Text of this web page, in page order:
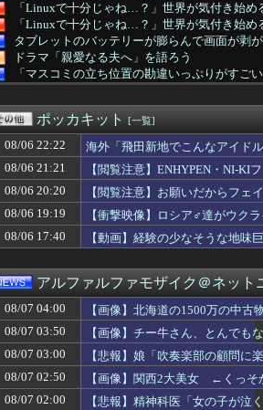
「Linuxで十分じゃね…？」世界が気付き始
「Linuxで十分じゃね…？」世界が気付き始
タブレットのバッテリーが膨らんで画面が剥
ドラマ「親愛なる夫へ」を語ろう
「マスコミの立ち位置の勘違いっぷりがすご
【悲報】ソープでイッた後に嬢の耳元で「好
青春時代を思い出すコスメ
【画像】松本人志さん、大勢の若いファンに囲
日本の商船が中国に臨検された場合は「台湾
カープ、最下位転落も3位が射程圏内。新井監
綾瀬はるかの丸出し上半身ヤバすぎだって
ぼく「妹がぼくの子供を妊娠したんだ…」父
【悲報】立川志らく、ガチでブチギレてしま
【画像】NHKに出た仙台育英の野球部JKマネ
【福岡】西鉄、天神駅と薬院駅の駅構内で不
【画像】オタク「実際にプレイしたらわかる
【画像】ボスJK、撮られるｗｗｗｗｗｗｗｗ
ケガが多かったプロ野球選手※多村仁志禁止
【衝撃】きゃりーぱみゅぱみゅ 本名をさら
取り放題でてんこ盛りにしてるのはまあ見か
フラれるじゃなく、フる側の曲
【画像】エチビデ女優さん、番組の企画でハ
【画像】森香澄さんのJK姿😍ｗｗ😍ｗ😍ｗｗ
ポッカキット [一覧]
08/06 22:22
海外「飛田新地でこんなアイド
08/06 21:21
【閲覧注意】ENHYPEN・NI-KI
08/06 20:20
【閲覧注意】お願いだからフ
08/06 19:19
【衝撃映像】ロシア♂達がウク
08/06 17:40
【動画】経験の少なそうな地味
アルファルファモザイク＠ネット
08/07 04:00
【画像】北海道の1500万の中
08/07 03:50
【画像】チー牛さん、とんでも
08/07 03:00
【悲報】娘「吹奏楽部の顧問に
08/07 02:50
【画像】関西2大美女 ←くっそ
08/07 02:00
【悲報】精神科医「女の子が泣